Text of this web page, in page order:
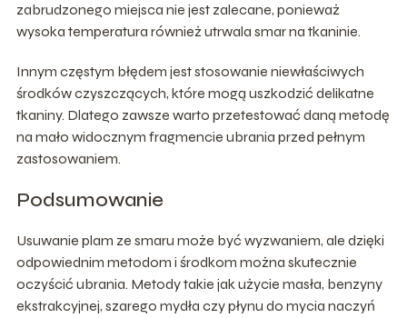
zabrudzonego miejsca nie jest zalecane, ponieważ
wysoka temperatura również utrwala smar na tkaninie.
Innym częstym błędem jest stosowanie niewłaściwych
środków czyszczących, które mogą uszkodzić delikatne
tkaniny. Dlatego zawsze warto przetestować daną metodę
na mało widocznym fragmencie ubrania przed pełnym
zastosowaniem.
Podsumowanie
Usuwanie plam ze smaru może być wyzwaniem, ale dzięki
odpowiednim metodom i środkom można skutecznie
oczyścić ubrania. Metody takie jak użycie masła, benzyny
ekstrakcyjnej, szarego mydła czy płynu do mycia naczyń